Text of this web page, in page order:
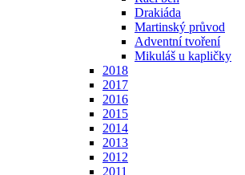
Drakiáda
Martinský průvod
Adventní tvoření
Mikuláš u kapličky
2018
2017
2016
2015
2014
2013
2012
2011